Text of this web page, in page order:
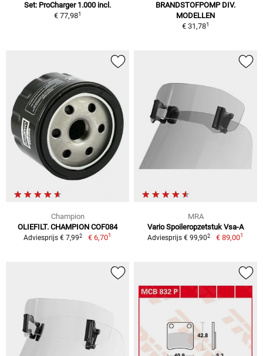
Set: ProCharger 1.000 incl.
€ 77,981
BRANDSTOFPOMP DIV.
MODELLEN
€ 31,781
Champion
OLIEFILT. CHAMPION COF084
Adviesprijs € 7,992 € 6,701
MRA
Vario Spoileropzetstuk Vsa-A
Adviesprijs € 99,902 € 89,001